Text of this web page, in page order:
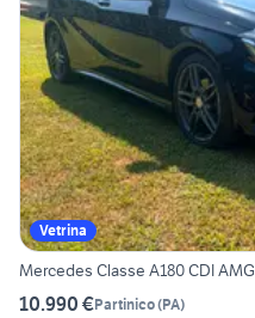
Vetrina
Mercedes Classe A180 CDI AMG
10.990 €Partinico(PA)